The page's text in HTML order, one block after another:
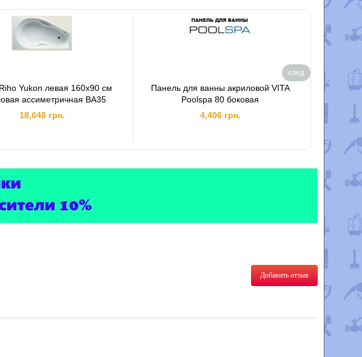
Yukon левая 160x90 см
ассиметричная BA35
18,648 грн.
Панель для ванны акриловой VITA
Poolspa 80 боковая
4,406 грн.
след
Добавить отзыв